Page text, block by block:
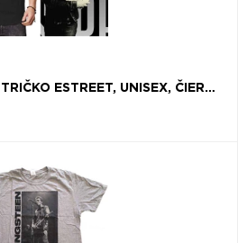
BRUCE SPRINGSTEEN, TRIČKO ESTREET, UNISEX, ČIERNA